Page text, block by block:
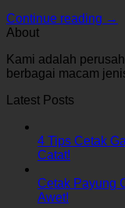
Continue reading →
About
Kami adalah
berbagai macam
Latest Posts
4 Tips Cetak
Catat!
Cetak Payung
Awet!